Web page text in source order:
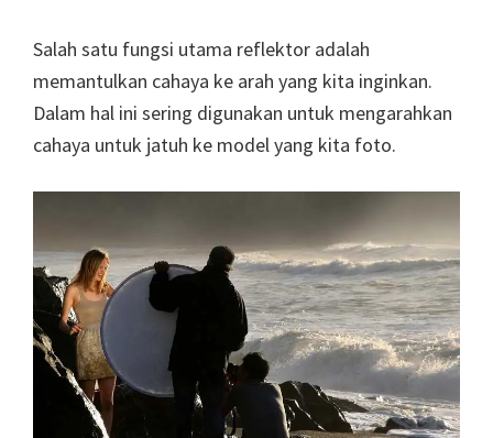
Salah satu fungsi utama reflektor adalah
memantulkan cahaya ke arah yang kita inginkan.
Dalam hal ini sering digunakan untuk mengarahkan
cahaya untuk jatuh ke model yang kita foto.